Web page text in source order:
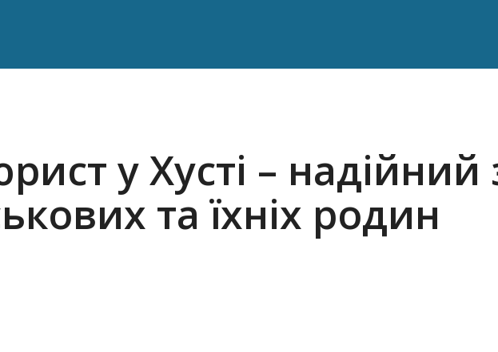
у Хусті – надійний
та їхніх родин